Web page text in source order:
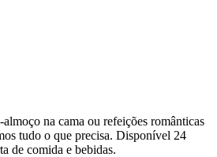
na cama ou refeições românticas
tudo o que precisa. Disponível 24
de comida e bebidas.